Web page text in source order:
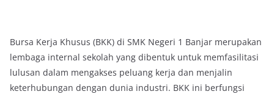
Bursa Kerja Khusus (BKK) di SMK Negeri 1 Banjar merupakan
lembaga internal sekolah yang dibentuk untuk memfasilitasi
lulusan dalam mengakses peluang kerja dan menjalin
keterhubungan dengan dunia industri. BKK ini berfungsi